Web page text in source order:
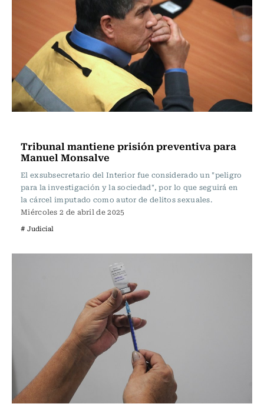
Tribunal mantiene prisión preventiva para
Manuel Monsalve
El exsubsecretario del Interior fue considerado un "peligro
para la investigación y la sociedad", por lo que seguirá en
la cárcel imputado como autor de delitos sexuales.
Miércoles 2 de abril de 2025
# Judicial